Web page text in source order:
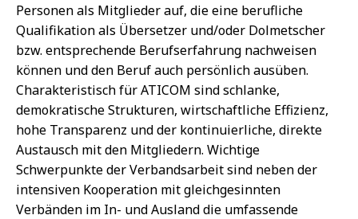
Personen als Mitglieder auf, die eine berufliche
Qualifikation als Übersetzer und/oder Dolmetscher
bzw. entsprechende Berufserfahrung nachweisen
können und den Beruf auch persönlich ausüben.
Charakteristisch für ATICOM sind schlanke,
demokratische Strukturen, wirtschaftliche Effizienz,
hohe Transparenz und der kontinuierliche, direkte
Austausch mit den Mitgliedern. Wichtige
Schwerpunkte der Verbandsarbeit sind neben der
intensiven Kooperation mit gleichgesinnten
Verbänden im In- und Ausland die umfassende